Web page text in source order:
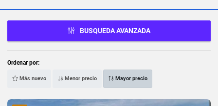
BUSQUEDA AVANZADA
Ordenar por:
Más nuevo Menor precio Mayor precio